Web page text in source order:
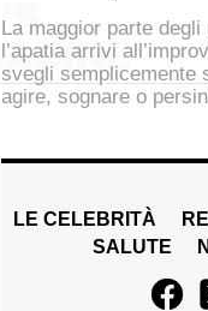
La maggior parte
l’apatia arrivi
svegli semplicemente
agire, sognare o
LE CELEBRITÀ
SALUTE